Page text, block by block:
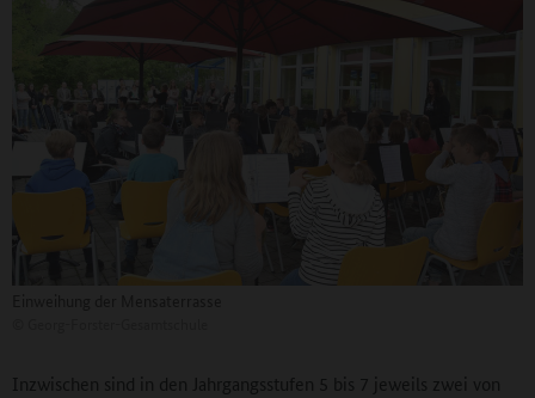
Inzwischen sind in den Jahrgangsstufen 5 bis 7 jeweils zwei von